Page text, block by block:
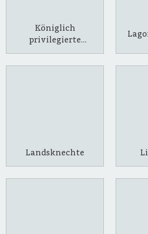
Königlich
privilegierte
Feuerschützengesel
lschaft Neuburg a.
Landsknechte